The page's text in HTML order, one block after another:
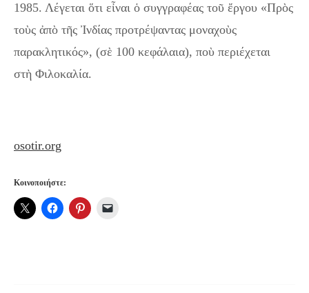
1985. Λέγεται ὅτι εἶναι ὁ συγγραφέας τοῦ ἔργου «Πρὸς
τοὺς ἀπὸ τῆς Ἰνδίας προτρέψαντας μοναχοὺς
παρακλητικός», (σὲ 100 κεφάλαια), ποὺ περιέχεται
στὴ Φιλοκαλία.
osotir.org
Κοινοποιήστε: